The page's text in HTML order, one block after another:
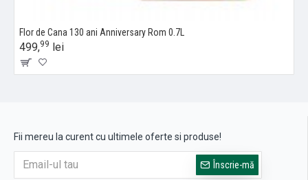
Flor de Cana 130 ani Anniversary Rom 0.7L
499,99 lei
Fii mereu la curent cu ultimele oferte si produse!
Înscrie-mă